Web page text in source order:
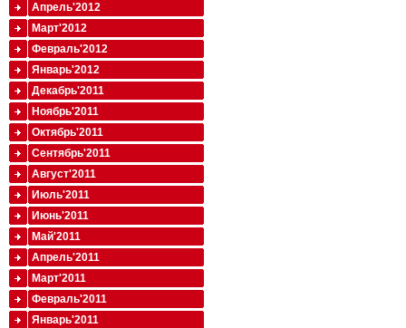
Апрель'2012
Март'2012
Февраль'2012
Январь'2012
Декабрь'2011
Ноябрь'2011
Октябрь'2011
Сентябрь'2011
Август'2011
Июль'2011
Июнь'2011
Май'2011
Апрель'2011
Март'2011
Февраль'2011
Январь'2011